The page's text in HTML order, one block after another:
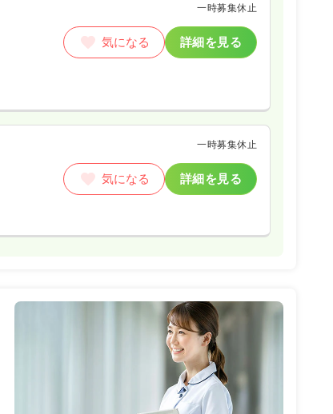
一時募集休止
気になる 詳細を見る
一時募集休止
気になる 詳細を見る